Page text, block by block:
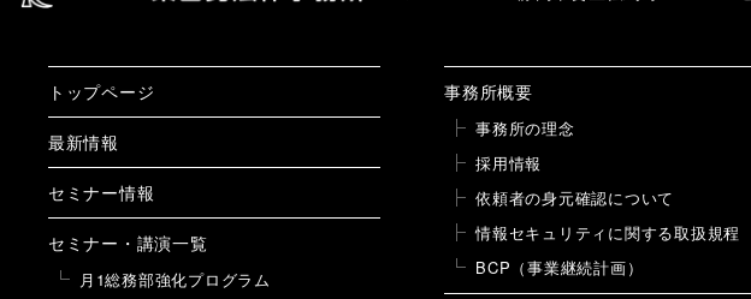
トップページ
最新情報
セミナー情報
セミナー・講演一覧
月1総務部強化プログラム
事務所概要
事務所の理念
採用情報
依頼者の身元確認について
情報セキュリティに関する取扱規程
BCP（事業継続計画）